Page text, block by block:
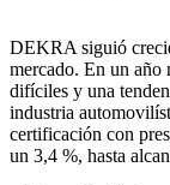
DEKRA siguió
mercado. En un año
difíciles y una
industria
certificación con
un 3,4 %, hasta